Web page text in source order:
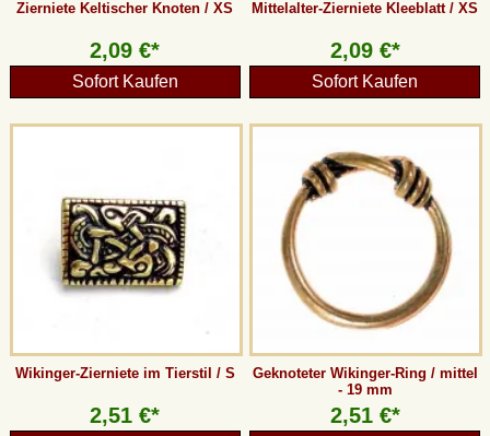
Zierniete Keltischer Knoten / XS
2,09 €*
Sofort Kaufen
Mittelalter-Zierniete Kleeblatt / XS
2,09 €*
Sofort Kaufen
Wikinger-Zierniete im Tierstil / S
2,51 €*
Geknoteter Wikinger-Ring / mittel
- 19 mm
2,51 €*